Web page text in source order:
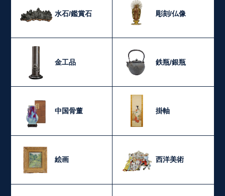
水石/鑑賞石 彫刻/仏像
金工品 鉄瓶/銀瓶
中国骨董 掛軸
絵画 西洋美術